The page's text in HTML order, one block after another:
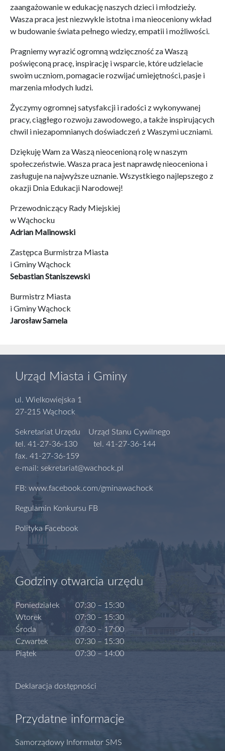
zaangażowanie w edukację naszych dzieci i młodzieży.
Wasza praca jest niezwykle istotna i ma nieoceniony wkład
w budowanie świata pełnego wiedzy, empatii i możliwości.
Pragniemy wyrazić ogromną wdzięczność za Waszą
poświęconą pracę, inspirację i wsparcie, które udzielacie
swoim uczniom, pomagacie rozwijać umiejętności, pasje i
marzenia młodych ludzi.
Życzymy ogromnej satysfakcji i radości z wykonywanej
pracy, ciągłego rozwoju zawodowego, a także inspirujących
chwil i niezapomnianych doświadczeń z Waszymi uczniami.
Dziękuję Wam za Waszą nieocenioną rolę w naszym
społeczeństwie. Wasza praca jest naprawdę nieoceniona i
zasługuje na najwyższe uznanie. Wszystkiego najlepszego z
okazji Dnia Edukacji Narodowej!
Przewodniczący Rady Miejskiej
w Wąchocku
Adrian Malinowski
Zastępca Burmistrza Miasta
i Gminy Wąchock
Sebastian Staniszewski
Burmistrz Miasta
i Gminy Wąchock
Jarosław Samela
Urząd Miasta i Gminy
ul. Wielkowiejska 1
27-215 Wąchock
Sekretariat Urzędu Urząd Stanu Cywilnego
tel. 41-27-36-130 tel. 41-27-36-144
fax. 41-27-36-159
e-mail: sekretariat@wachock.pl
FB: www.facebook.com/gminawachock
Regulamin Konkursu FB
Polityka Facebook
Godziny otwarcia urzędu
Poniedziałek
Wtorek
Środa
Czwartek
Piątek
07:30 – 15:30
07:30 – 15:30
07:30 – 17:00
07:30 – 15:30
07:30 – 14:00
Deklaracja dostępności
Przydatne informacje
Samorządowy Informator SMS